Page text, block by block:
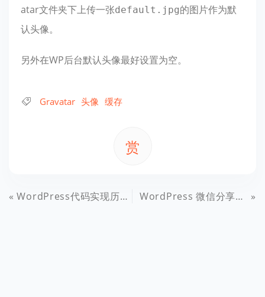
atar文件夹下上传一张default.jpg的图片作为默
认头像。
另外在WP后台默认头像最好设置为空。
Gravatar 头像 缓存
赏
WordPress代码实现历史上的今天功能 WordPress 微信分享缩略图设置与分享次数统计